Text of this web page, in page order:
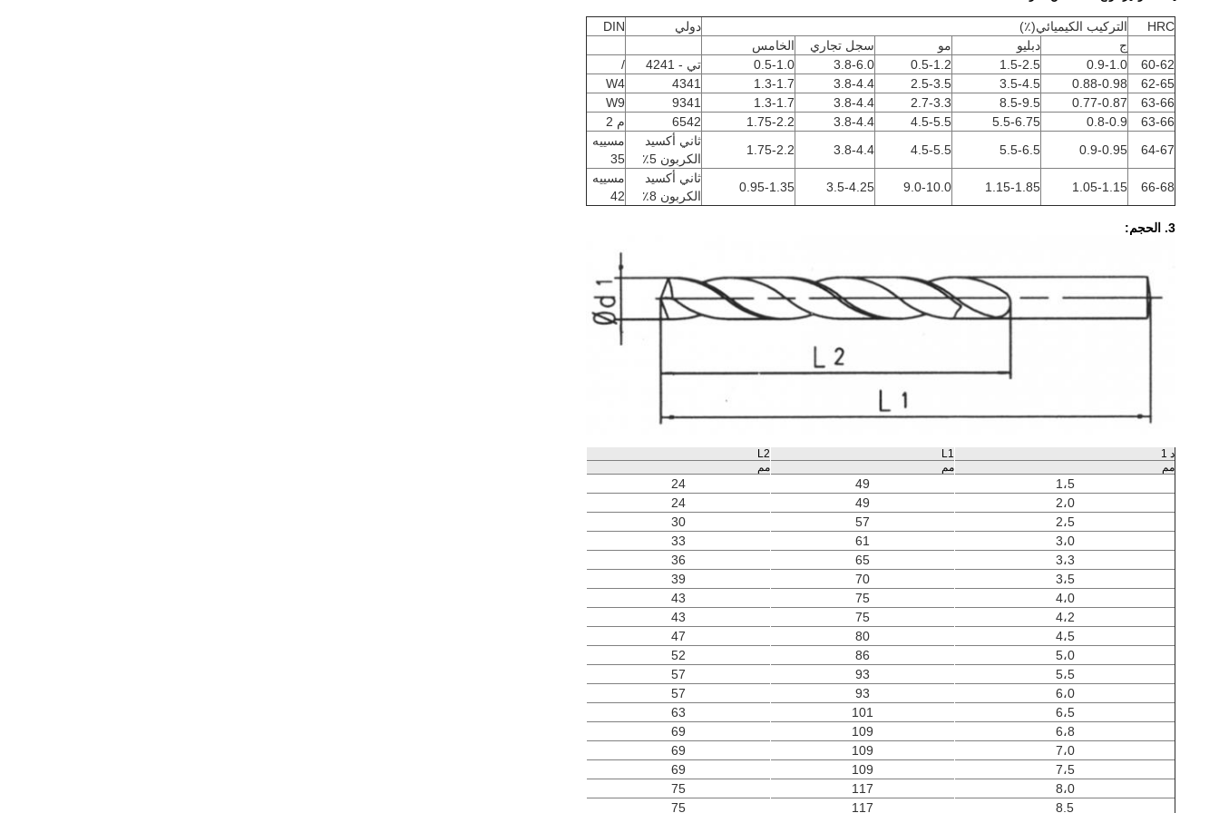
HRC التركيب الكيميائي(٪) دولي
DIN
ج
دبليو مو سجل تجاري
الخامس
60-62
0.9-1.0
1.5-2.5
0.5-1.2
3.8-6.0
0.5-1.0 تي - 4241
/
62-65
0.88-0.98
3.5-4.5
2.5-3.5
3.8-4.4
1.3-1.7
4341
W4
63-66
0.77-0.87
8.5-9.5
2.7-3.3
3.8-4.4
1.3-1.7
9341
W9
63-66
0.8-0.9
5.5-6.75
4.5-5.5
3.8-4.4
1.75-2.2
6542
م 2
64-67
0.9-0.95
5.5-6.5
4.5-5.5
3.8-4.4
1.75-2.2
ثاني أكسيد
الكربون 5٪
مسييه
35
66-68
1.05-1.15
1.15-1.85
9.0-10.0
3.5-4.25
0.95-1.35
ثاني أكسيد
الكربون 8٪
مسييه
42
3. الحجم:
د 1 L1
L2
مم
مم مم
1،5 49
24
2،0
49
24
2،5
57
30
3،0
61
33
3،3
65
36
3،5
70
39
4،0
75
43
4،2
75
43
4،5
80
47
5،0
86
52
5،5
93
57
6،0
93
57
6،5
101
63
6،8
109
69
7،0
109
69
7،5
109
69
8،0
117
75
8.5
117
75